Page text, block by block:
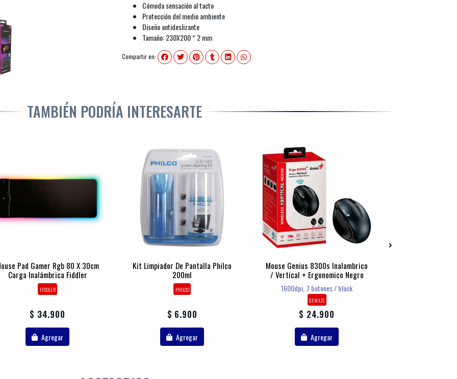
Cómoda sensación al tacto
Protección del medio ambiente
Diseño antideslizante
Tamaño: 230X200 * 2 mm
Compartir en:
TAMBIÉN PODRÍA INTERESARTE
Pad Gamer Rgb 80 X 30cm
Carga Inalámbrica Fiddler
FIDDLER
$ 34.900
Agregar
Kit Limpiador De Pantalla Philco
200ml
PHILCO
$ 6.900
Agregar
Mouse Genius 8300s Inalambrico
/ Vertical + Ergonomico Negro
1600dpi, 7 botones / black
GENIUS
$ 24.900
Agregar